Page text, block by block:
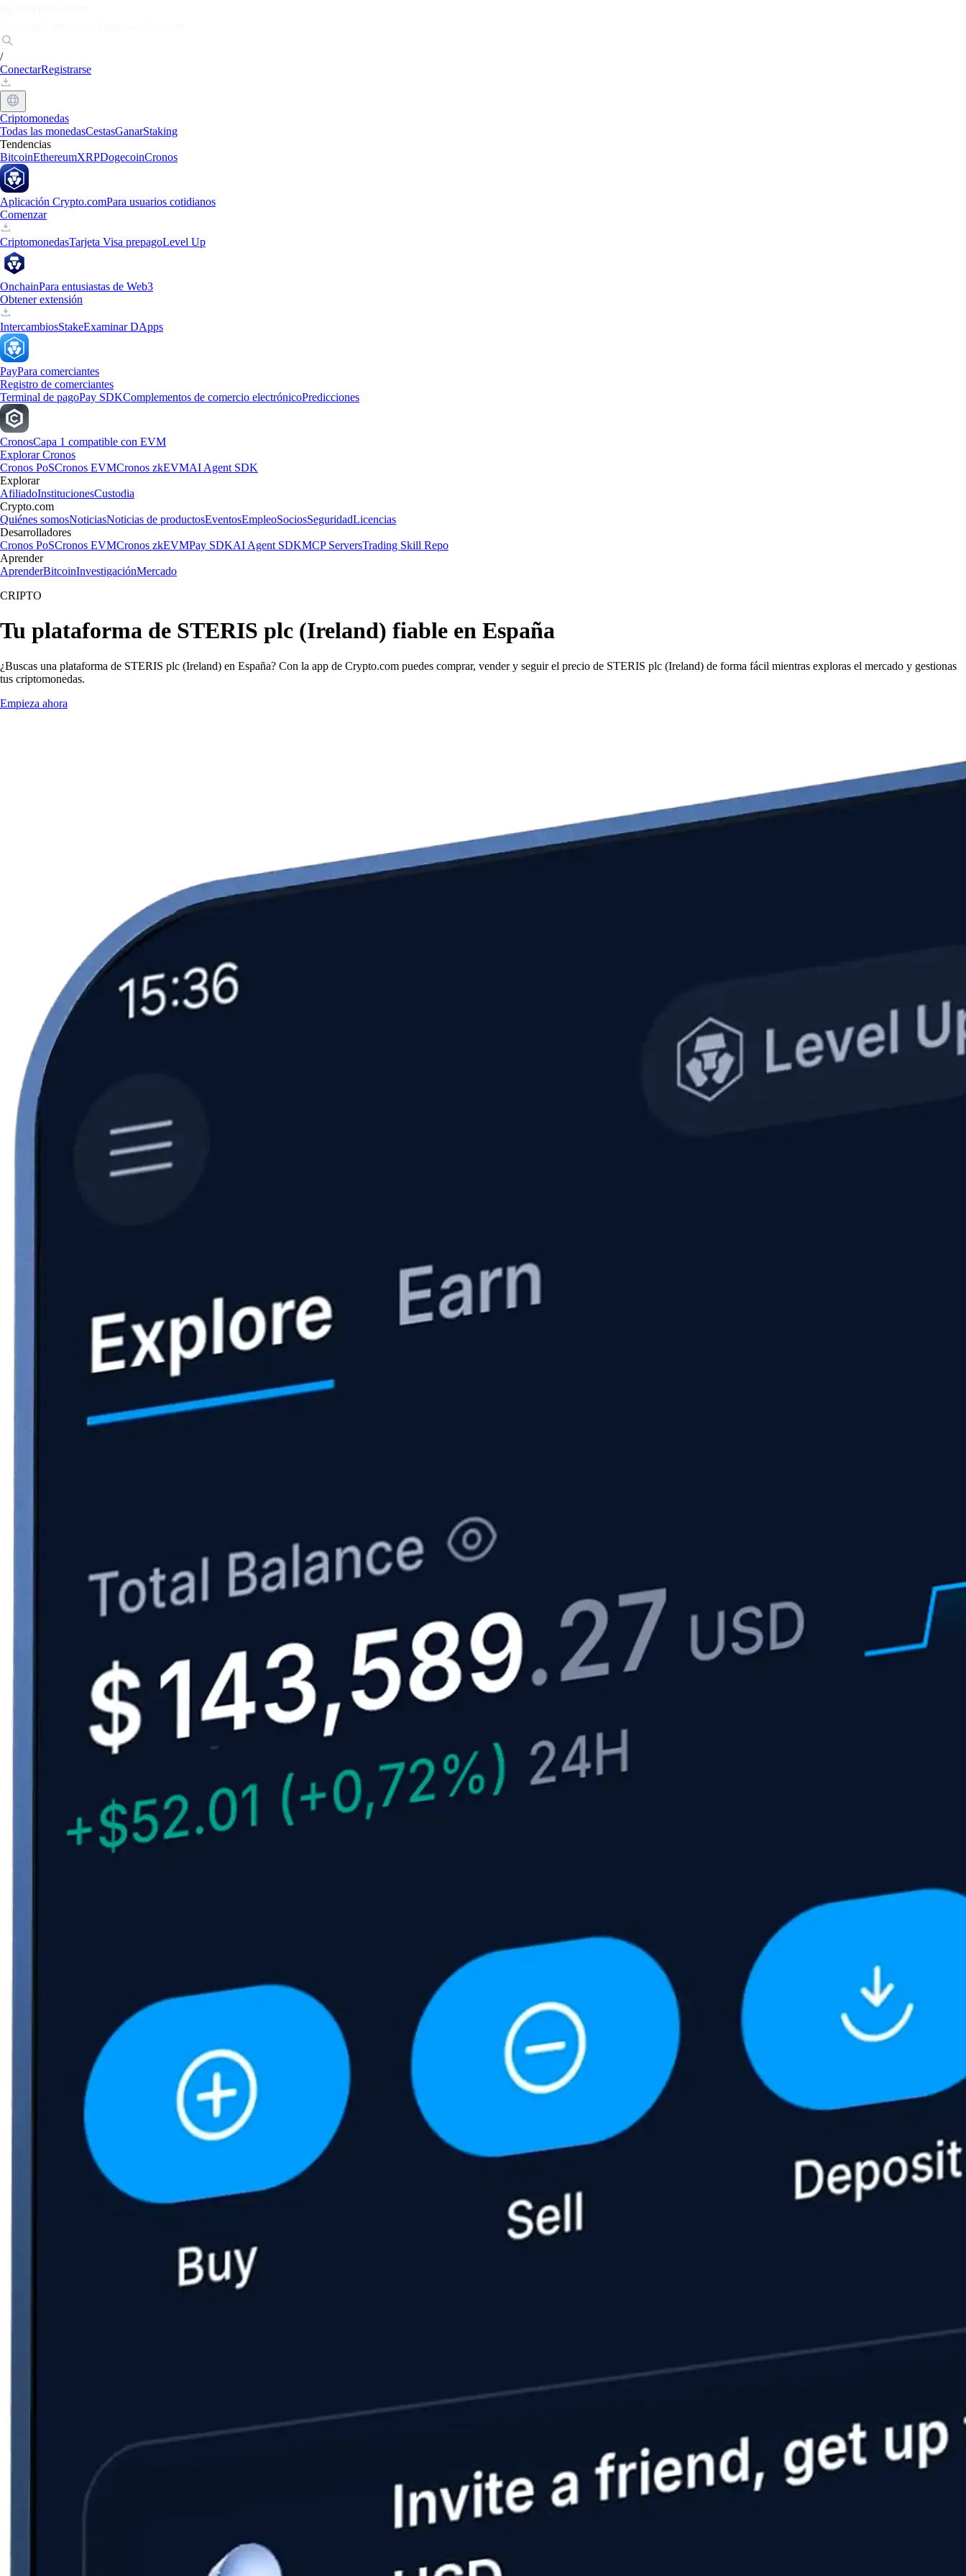
/
ConectarRegistrarse
Criptomonedas
Todas las monedasCestasGanarStaking
Tendencias
BitcoinEthereumXRPDogecoinCronos
Aplicación Crypto.comPara usuarios cotidianos
Comenzar
CriptomonedasTarjeta Visa prepagoLevel Up
OnchainPara entusiastas de Web3
Obtener extensión
IntercambiosStakeExaminar DApps
PayPara comerciantes
Registro de comerciantes
Terminal de pagoPay SDKComplementos de comercio electrónicoPredicciones
CronosCapa 1 compatible con EVM
Explorar Cronos
Cronos PoSCronos EVMCronos zkEVMAI Agent SDK
Explorar
AfiliadoInstitucionesCustodia
Crypto.com
Quiénes somosNoticiasNoticias de productosEventosEmpleoSociosSeguridadLicencias
Desarrolladores
Cronos PoSCronos EVMCronos zkEVMPay SDKAI Agent SDKMCP ServersTrading Skill Repo
Aprender
AprenderBitcoinInvestigaciónMercado
CRIPTO
Tu plataforma de STERIS plc (Ireland) fiable en España
¿Buscas una plataforma de STERIS plc (Ireland) en España? Con la app de Crypto.com puedes comprar, vender y seguir el precio de STERIS plc (Ireland) de forma fácil mientras exploras el mercado y gestionas
tus criptomonedas.
Empieza ahora